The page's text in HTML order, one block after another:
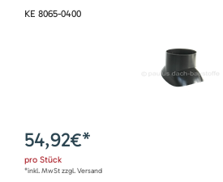
KE 8065-0400
54,92€*
pro Stück
*inkl. MwSt zzgl. Versand